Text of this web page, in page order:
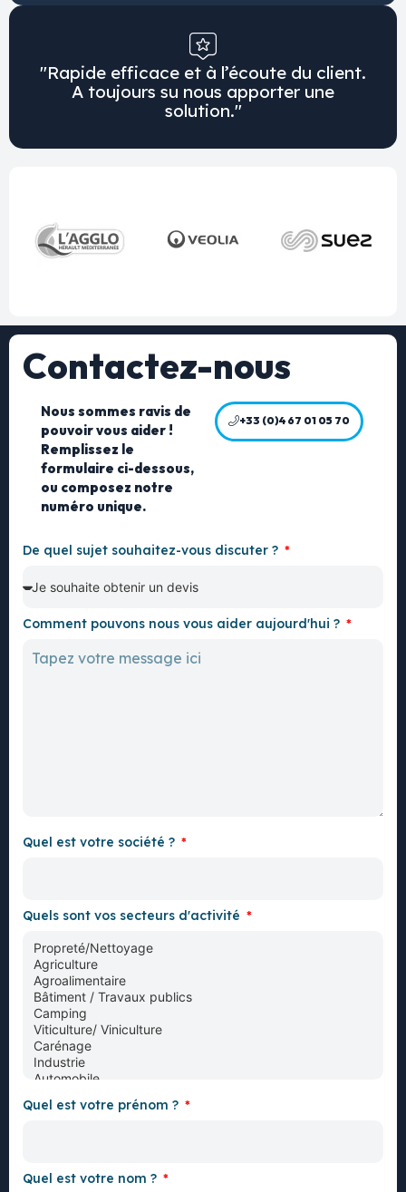
"Rapide efficace et à l’écoute du client.
A toujours su nous apporter une
solution."
Contactez-nous
Nous sommes ravis de
pouvoir vous aider !
Remplissez le
formulaire ci-dessous,
ou composez notre
numéro unique.
+33 (0)4 67 01 05 70
De quel sujet souhaitez-vous discuter ?
Comment pouvons nous vous aider aujourd'hui ?
Quel est votre société ?
Quels sont vos secteurs d'activité
Quel est votre prénom ?
Quel est votre nom ?